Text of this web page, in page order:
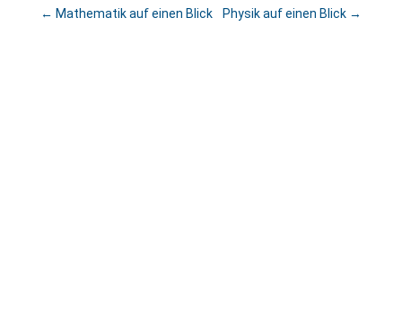
← Mathematik auf einen Blick Physik auf einen Blick →